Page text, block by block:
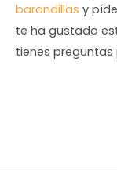
barandillas y
te ha gustado
tienes